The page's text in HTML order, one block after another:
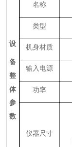
设
备
整
体
参
数
名称
类型
机身材质
输入电源
功率
仪器尺寸